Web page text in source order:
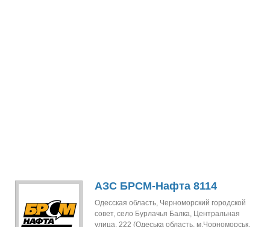
АЗС БРСМ-Нафта 8114
Одесская область, Черноморский городской
совет, село Бурлачья Балка, Центральная
улица, 222 (Одеська область, м.Чорноморськ,